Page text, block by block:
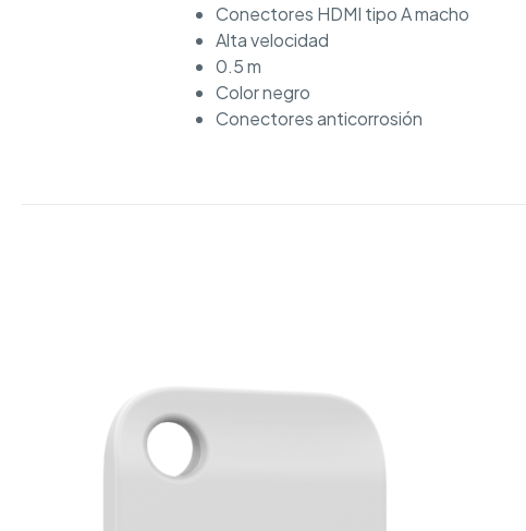
Conectores HDMI tipo A macho
Alta velocidad
0.5 m
Color negro
Conectores anticorrosión